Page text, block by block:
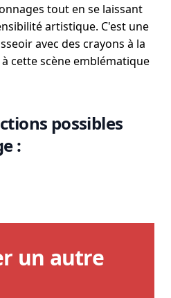
tout en se laissant
artistique. C'est une
avec des crayons à la
cette scène emblématique
possibles
:
de coeurs
un autre